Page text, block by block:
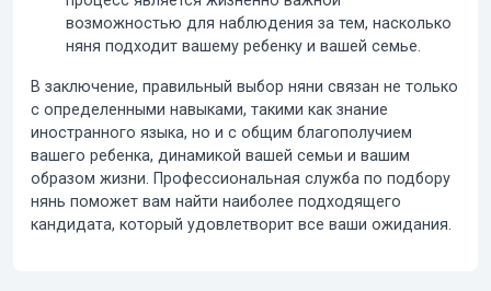
возможностью для наблюдения за тем, насколько
няня подходит вашему ребенку и вашей семье.
В заключение, правильный выбор няни связан не только
с определенными навыками, такими как знание
иностранного языка, но и с общим благополучием
вашего ребенка, динамикой вашей семьи и вашим
образом жизни. Профессиональная служба по подбору
нянь поможет вам найти наиболее подходящего
кандидата, который удовлетворит все ваши ожидания.